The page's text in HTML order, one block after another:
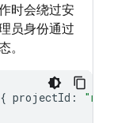
时会绕过安
员身份通过
。
{ projectId : "my-